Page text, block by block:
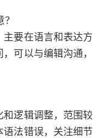
要在语言和表达方
可以与编辑沟通，
和逻辑调整，范围较
语法错误，关注细节